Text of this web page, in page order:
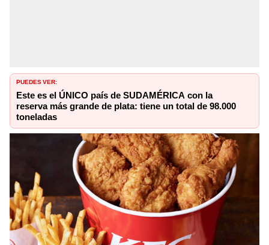
PUEDES VER:
Este es el ÚNICO país de SUDAMÉRICA con la
reserva más grande de plata: tiene un total de 98.000
toneladas